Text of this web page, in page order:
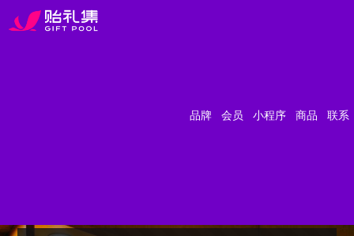
联系
商品
小程序
会员
品牌